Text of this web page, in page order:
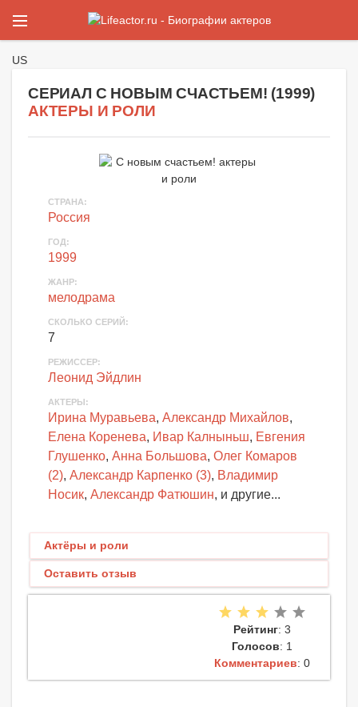
US
СЕРИАЛ С НОВЫМ СЧАСТЬЕМ! (1999)
АКТЕРЫ И РОЛИ
СТРАНА:
Россия
ГОД:
1999
ЖАНР:
мелодрама
СКОЛЬКО СЕРИЙ:
7
РЕЖИССЕР:
Леонид Эйдлин
АКТЕРЫ:
Ирина Муравьева, Александр Михайлов,
Елена Коренева, Ивар Калныньш, Евгения
Глушенко, Анна Большова, Олег Комаров
(2), Александр Карпенко (3), Владимир
Носик, Александр Фатюшин, и другие...
Актёры и роли
Оставить отзыв
Рейтинг: 3
Голосов: 1
Комментариев: 0